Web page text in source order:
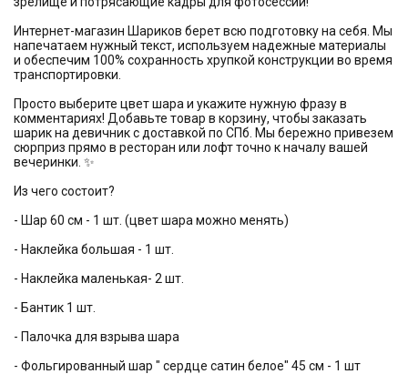
Интернет-магазин Шариков берет всю подготовку на себя. Мы
напечатаем нужный текст, используем надежные материалы
и обеспечим 100% сохранность хрупкой конструкции во время
транспортировки.
Просто выберите цвет шара и укажите нужную фразу в
комментариях! Добавьте товар в корзину, чтобы заказать
шарик на девичник с доставкой по СПб. Мы бережно привезем
сюрприз прямо в ресторан или лофт точно к началу вашей
вечеринки. ✨
Из чего состоит?
- Шар 60 см - 1 шт. (цвет шара можно менять)
- Наклейка большая - 1 шт.
- Наклейка маленькая- 2 шт.
- Бантик 1 шт.
- Палочка для взрыва шара
- Фольгированный шар " сердце сатин белое" 45 см - 1 шт